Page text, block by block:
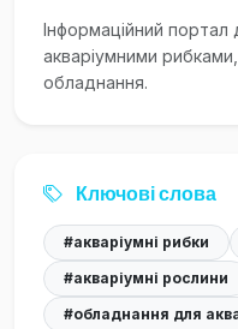
Інформаційний портал
акваріумними
обладнання.
Ключові слова
#акваріумні рибки
#акваріумні рослини
#обладнання для